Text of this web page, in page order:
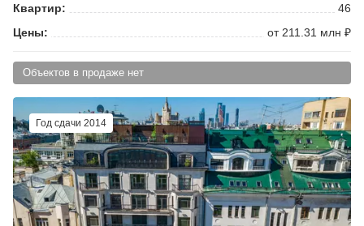
Квартир:
46
Цены:
от 211.31 млн ₽
Объектов в продаже нет
Год сдачи 2014